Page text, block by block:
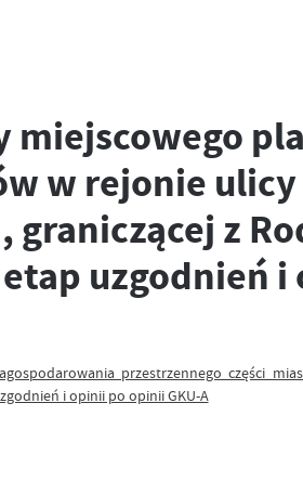
miejscowego
w rejonie
graniczącej z
uzgodnień
przestrzennego części
i opinii po opinii GKU-A